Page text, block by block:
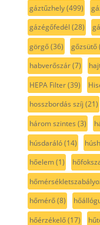
gáztűzhely(499)
gázégőfedél (28)
görgő(36) gőzsütő
habverőszár(7)
HEPA Filter(39)
hosszbordás szíj (21)
három szintes (3)
húsdaráló(14)
hőelem(1)
hőmérő(8)
hőérzékelő(17)